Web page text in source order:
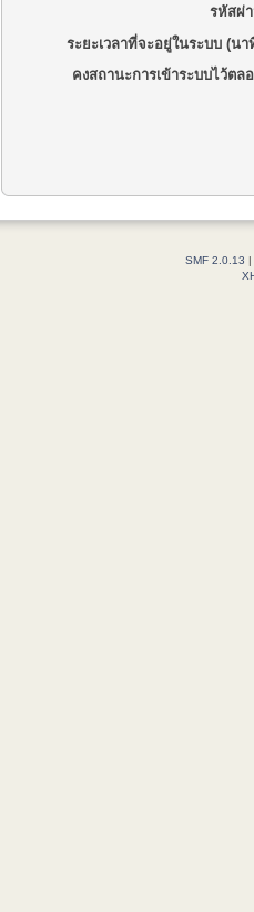
รหัสผ่
ระยะเวลาที่จะอยู่ในระบบ (นา
คงสถานะการเข้าระบบไว้ตล
SMF 2.0.13 |